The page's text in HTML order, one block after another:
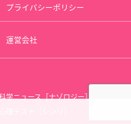
プライバシーポリシー
運営会社
学ニュース［ナゾロジー］